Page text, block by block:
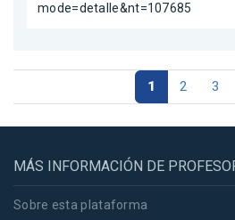
mode=detalle&nt=107685
1 2 3
MÁS INFORMACIÓN DE
Sobre esta plataforma